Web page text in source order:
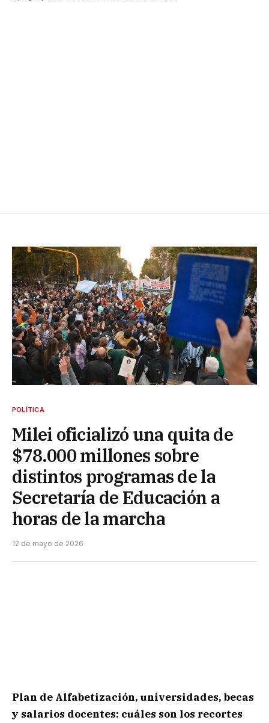
POLÍTICA
Milei oficializó una quita de
$78.000 millones sobre
distintos programas de la
Secretaría de Educación a
horas de la marcha
12 de mayo de 2026
Plan de Alfabetización, universidades, becas
y salarios docentes: cuáles son los recortes